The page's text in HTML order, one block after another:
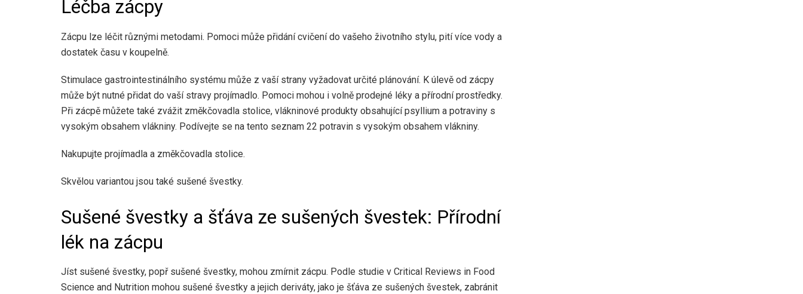
Léčba zácpy
Zácpu lze léčit různými metodami. Pomoci může přidání cvičení do vašeho životního stylu, pití více vody a
dostatek času v koupelně.
Stimulace gastrointestinálního systému může z vaší strany vyžadovat určité plánování. K úlevě od zácpy
může být nutné přidat do vaší stravy projímadlo. Pomoci mohou i volně prodejné léky a přírodní prostředky.
Při zácpě můžete také zvážit změkčovadla stolice, vlákninové produkty obsahující psyllium a potraviny s
vysokým obsahem vlákniny. Podívejte se na tento seznam 22 potravin s vysokým obsahem vlákniny.
Nakupujte projímadla a změkčovadla stolice.
Skvělou variantou jsou také sušené švestky.
Sušené švestky a šťáva ze sušených švestek: Přírodní
lék na zácpu
Jíst sušené švestky, popř sušené švestky, mohou zmírnit zácpu. Podle studie v Critical Reviews in Food
Science and Nutrition mohou sušené švestky a jejich deriváty, jako je šťáva ze sušených švestek, zabránit